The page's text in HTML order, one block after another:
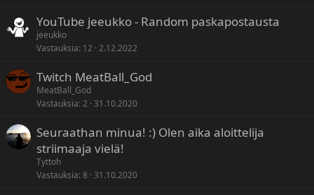
YouTube jeeukko - Random paskapostausta
jeeukko
Vastauksia 12 2.12.2022
Twitch MeatBall_God
MeatBall_God
Vastauksia 2 31.10.2020
Seuraathan minua! :) Olen aika aloittelija
striimaaja vielä!
Tyttoh
Vastauksia 8 31.10.2020